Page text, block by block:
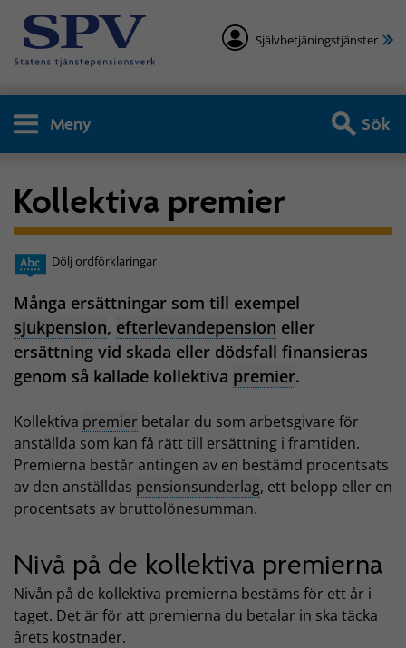
Självbetjäningstjänster
Meny Sök
Kollektiva premier
Dölj ordförklaringar
Många ersättningar som till exempel
sjukpension, efterlevandepension eller
ersättning vid skada eller dödsfall finansieras
genom så kallade kollektiva premier.
Kollektiva premier betalar du som arbetsgivare för
anställda som kan få rätt till ersättning i framtiden.
Premierna består antingen av en bestämd procentsats
av den anställdas pensionsunderlag, ett belopp eller en
procentsats av bruttolönesumman.
Nivå på de kollektiva premierna
Nivån på de kollektiva premierna bestäms för ett år i
taget. Det är för att premierna du betalar in ska täcka
årets kostnader.